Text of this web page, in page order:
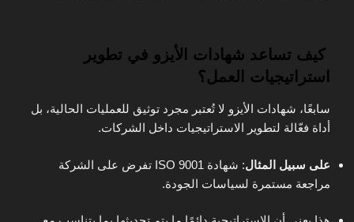
كيف تساعد شهادات الأيزو في تطوير
استراتيجيات العمل؟
سابعًا، شهادات الأيزو لا تُعتبر مجرد توثيق للعمليات الحالية، بل
أداة فعّالة لتطوير الاستراتيجيات داخل الشركات.
على سبيل المثال
: شهادة ISO 9001 تفرض على الشركة
مراجعة مستمرة لسياسات الجودة.